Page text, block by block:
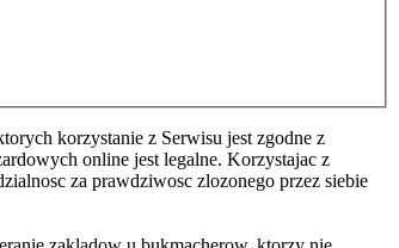
korzystanie z Serwisu jest zgodne z
online jest legalne. Korzystajac z
za prawdziwosc zlozonego przez siebie